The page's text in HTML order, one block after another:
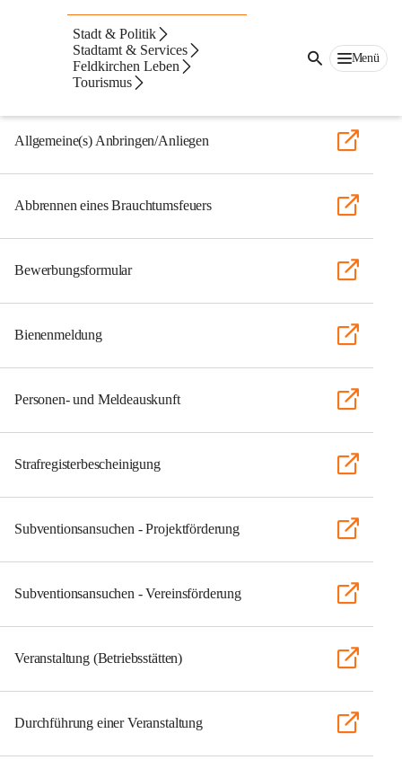
Stadt & Politik
Stadtamt & Services
Feldkirchen Leben
Tourismus
Menü
Formulare
Allgemeine(s) Anbringen/Anliegen
Abbrennen eines Brauchtumsfeuers
Bewerbungsformular
Bienenmeldung
Personen- und Meldeauskunft
Strafregisterbescheinigung
Subventionsansuchen - Projektförderung
Subventionsansuchen - Vereinsförderung
Veranstaltung (Betriebsstätten)
Durchführung einer Veranstaltung